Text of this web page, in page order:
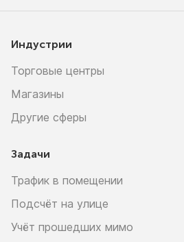
Индустрии
Торговые центры
Магазины
Другие сферы
Задачи
Трафик в помещении
Подсчёт на улице
Учёт прошедших мимо